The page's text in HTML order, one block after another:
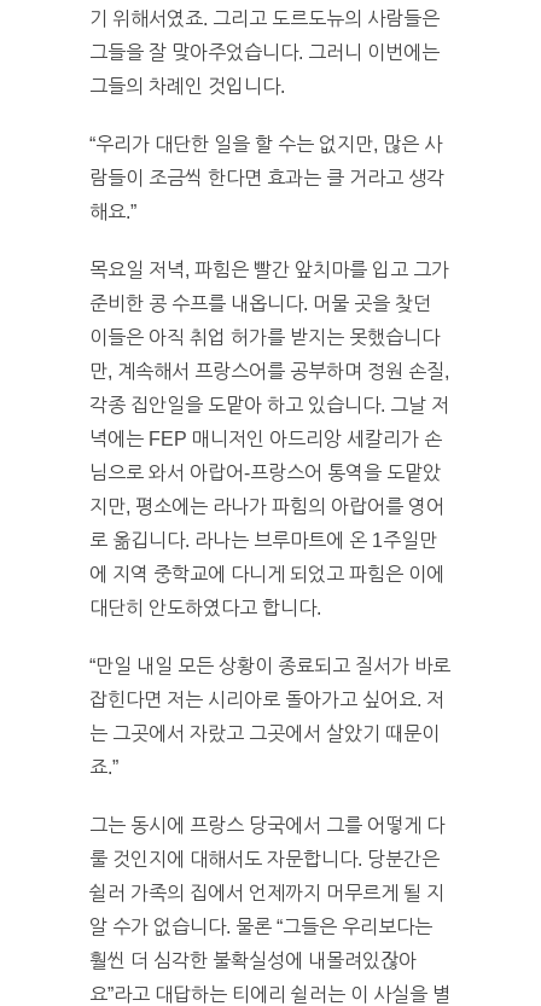
기 위해서였죠. 그리고 도르도뉴의 사람들은
그들을 잘 맞아주었습니다. 그러니 이번에는
그들의 차례인 것입니다.
“우리가 대단한 일을 할 수는 없지만, 많은 사
람들이 조금씩 한다면 효과는 클 거라고 생각
해요.”
목요일 저녁, 파힘은 빨간 앞치마를 입고 그가
준비한 콩 수프를 내옵니다. 머물 곳을 찾던
이들은 아직 취업 허가를 받지는 못했습니다
만, 계속해서 프랑스어를 공부하며 정원 손질,
각종 집안일을 도맡아 하고 있습니다. 그날 저
녁에는 FEP 매니저인 아드리앙 세칼리가 손
님으로 와서 아랍어-프랑스어 통역을 도맡았
지만, 평소에는 라나가 파힘의 아랍어를 영어
로 옮깁니다. 라나는 브루마트에 온 1주일만
에 지역 중학교에 다니게 되었고 파힘은 이에
대단히 안도하였다고 합니다.
“만일 내일 모든 상황이 종료되고 질서가 바로
잡힌다면 저는 시리아로 돌아가고 싶어요. 저
는 그곳에서 자랐고 그곳에서 살았기 때문이
죠.”
그는 동시에 프랑스 당국에서 그를 어떻게 다
룰 것인지에 대해서도 자문합니다. 당분간은
쉴러 가족의 집에서 언제까지 머무르게 될 지
알 수가 없습니다. 물론 “그들은 우리보다는
훨씬 더 심각한 불확실성에 내몰려있잖아
요”라고 대답하는 티에리 쉴러는 이 사실을 별